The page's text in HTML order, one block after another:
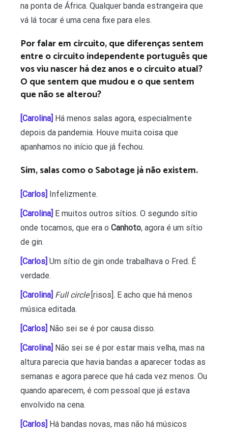
na ponta de África. Qualquer banda estrangeira que
vá lá tocar é uma cena fixe para eles.
Por falar em circuito, que diferenças sentem
entre o circuito independente português que
vos viu nascer há dez anos e o circuito atual?
O que sentem que mudou e o que sentem
que não se alterou?
[Carolina] Há menos salas agora, especialmente
depois da pandemia. Houve muita coisa que
apanhamos no início que já fechou.
Sim, salas como o Sabotage já não existem.
[Carlos]
Infelizmente.
[Carolina] E muitos outros sítios. O segundo sítio
onde tocamos, que era o Canhoto, agora é um sítio
de gin.
[Carlos] Um sítio de gin onde trabalhava o Fred. É
verdade.
[Carolina] Full circle [risos]. E acho que há menos
música editada.
[Carlos] Não sei se é por causa disso.
[Carolina] Não sei se é por estar mais velha, mas na
altura parecia que havia bandas a aparecer todas as
semanas e agora parece que há cada vez menos. Ou
quando aparecem, é com pessoal que já estava
envolvido na cena.
[Carlos] Há bandas novas, mas não há músicos